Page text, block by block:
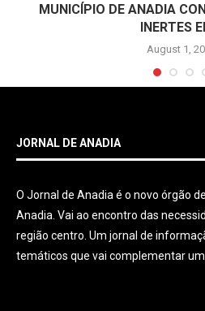
MUNICÍPIO DE ANADIA
INERTES
August 1,
JORNAL DE ANADIA
O Jornal de Anadia é o novo órgão
Anadia. Vai ao encontro das
região centro. Um jornal de
temáticos que vai complementar